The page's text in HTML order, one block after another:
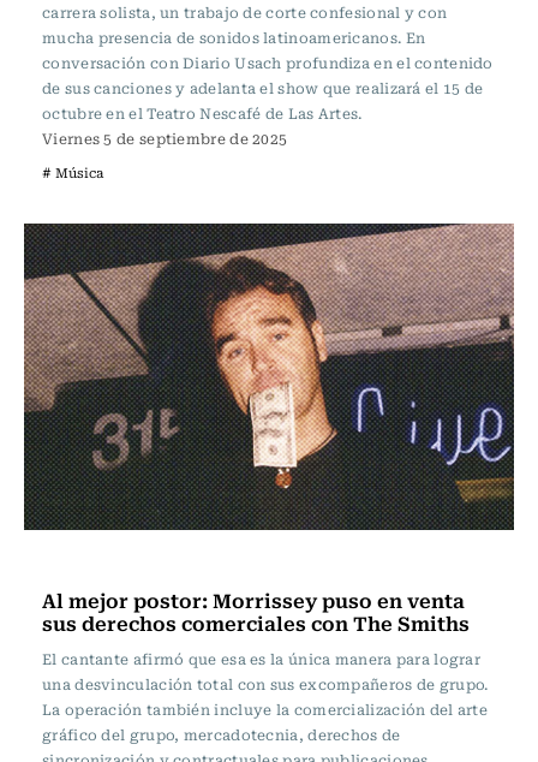
carrera solista, un trabajo de corte confesional y con
mucha presencia de sonidos latinoamericanos. En
conversación con Diario Usach profundiza en el contenido
de sus canciones y adelanta el show que realizará el 15 de
octubre en el Teatro Nescafé de Las Artes.
Viernes 5 de septiembre de 2025
# Música
Al mejor postor: Morrissey puso en venta
sus derechos comerciales con The Smiths
El cantante afirmó que esa es la única manera para lograr
una desvinculación total con sus excompañeros de grupo.
La operación también incluye la comercialización del arte
gráfico del grupo, mercadotecnia, derechos de